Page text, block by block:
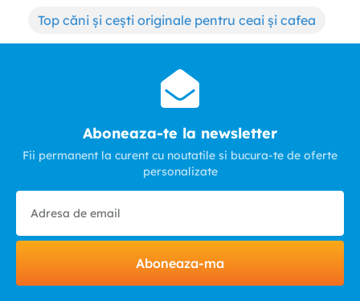
Top căni și cești originale pentru ceai și cafea
Aboneaza-te la newsletter
Fii permanent la curent cu noutatile si bucura-te de oferte
personalizate
Aboneaza-ma